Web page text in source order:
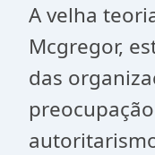
A velha
Mcgregor,
das